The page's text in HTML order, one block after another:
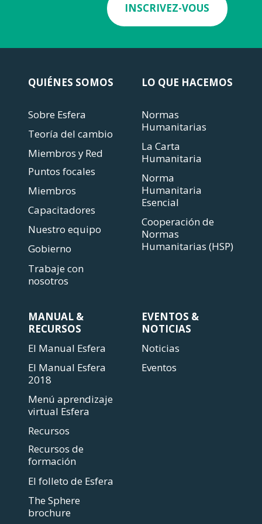
INSCRIVEZ-VOUS
QUIÉNES SOMOS
Sobre Esfera
Teoría del cambio
Miembros y Red
Puntos focales
Miembros
Capacitadores
Nuestro equipo
Gobierno
Trabaje con
nosotros
LO QUE HACEMOS
Normas
Humanitarias
La Carta
Humanitaria
Norma
Humanitaria
Esencial
Cooperación de
Normas
Humanitarias (HSP)
MANUAL &
RECURSOS
El Manual Esfera
El Manual Esfera
2018
Menú aprendizaje
virtual Esfera
Recursos
Recursos de
formación
El folleto de Esfera
The Sphere
brochure
EVENTOS &
NOTICIAS
Noticias
Eventos